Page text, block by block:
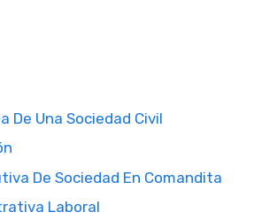
De Una Sociedad Civil
De Sociedad En Comandita
Laboral